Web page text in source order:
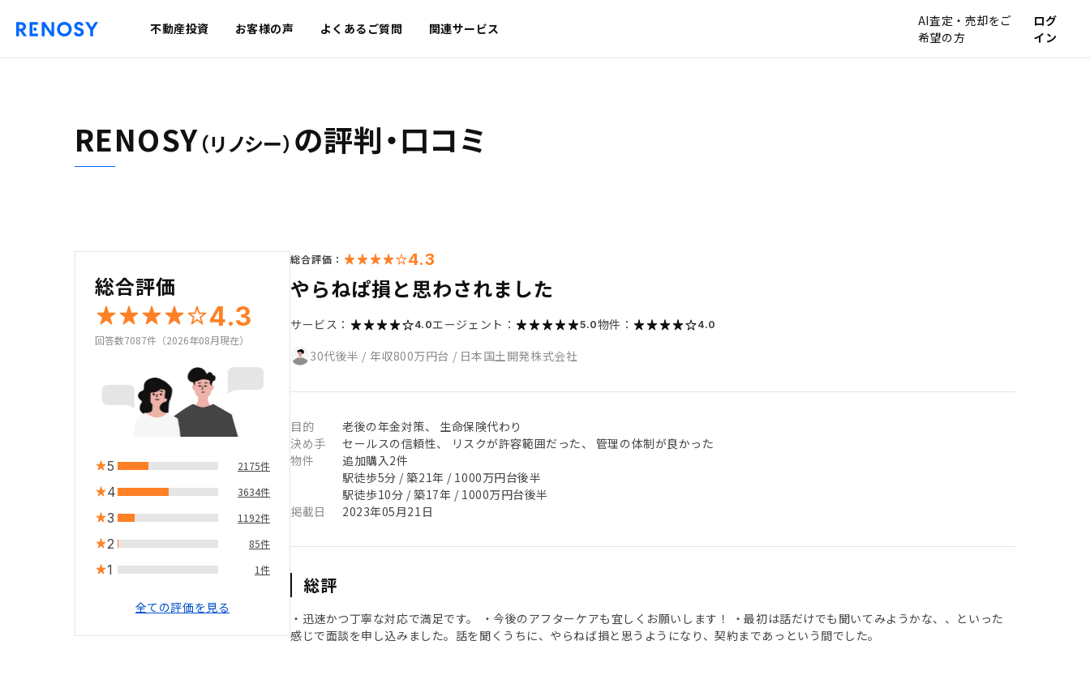
不動産投資 お客様の声 よくあるご質問 関連サービス
AI査定・売却をご
希望の方
ログ
イン
RENOSY（リノシー） の評判・口コミ
総合評価
4.3
回答数7087件（2026年08月現在）
5 2175件
4 3634件
3 1192件
2 85件
1 1件
全ての評価を見る
総合評価： 4.3
やらねぱ損と思わされました
サービス： 4.0エージェント： 5.0物件： 4.0
30代後半 / 年収800万円台 / 日本国土開発株式会社
目的
老後の年金対策、 生命保険代わり
決め手
セールスの信頼性、 リスクが許容範囲だった、 管理の体制が良かった
物件
追加購入2件
駅徒歩5分 / 築21年 / 1000万円台後半
駅徒歩10分 / 築17年 / 1000万円台後半
掲載日
2023年05月21日
総評
・迅速かつ丁寧な対応で満足です。 ・今後のアフターケアも宜しくお願いします！ ・最初は話だけでも聞いてみようかな、、といった
感じで面談を申し込みました。話を聞くうちに、やらねば損と思うようになり、契約まであっという間でした。